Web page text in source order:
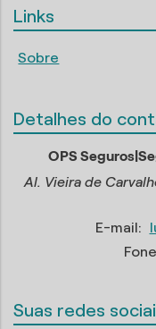
Links
Sobre
Detalhes do
OPS
Al. Vieira de
E-mail:
Suas redes